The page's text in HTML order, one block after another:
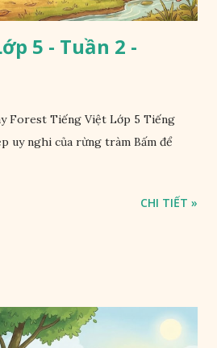
5 - Tuần 2 -
Forest Tiếng Việt Lớp 5 Tiếng
uy nghi của rừng tràm Bấm để
CHI TIẾT »